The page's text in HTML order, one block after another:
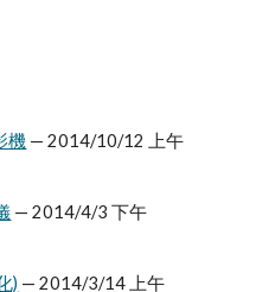
機 — 2014/10/12 上午
— 2014/4/3 下午
) — 2014/3/14 上午